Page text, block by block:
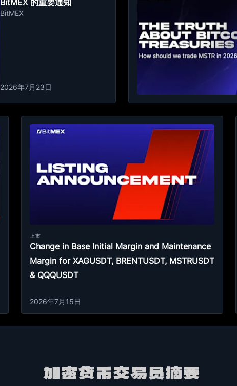
BitMEX 的重要通知
BitMEX
2026年7月23日
上市
Change in Base Initial Margin and Maintenance
Margin for XAGUSDT, BRENTUSDT, MSTRUSDT
& QQQUSDT
2026年7月15日
加密货币交易员摘要